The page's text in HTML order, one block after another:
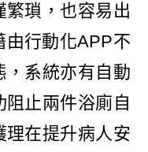
繁瑣，也容易出
由行動化APP不
，系統亦有自動
止兩件浴廁自
理在提升病人安